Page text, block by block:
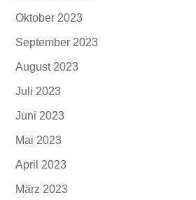
Oktober 2023
September 2023
August 2023
Juli 2023
Juni 2023
Mai 2023
April 2023
März 2023